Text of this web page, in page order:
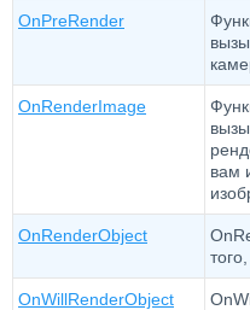
OnPreRender
OnRenderImage
вам
OnRenderObject
OnWillRenderObject